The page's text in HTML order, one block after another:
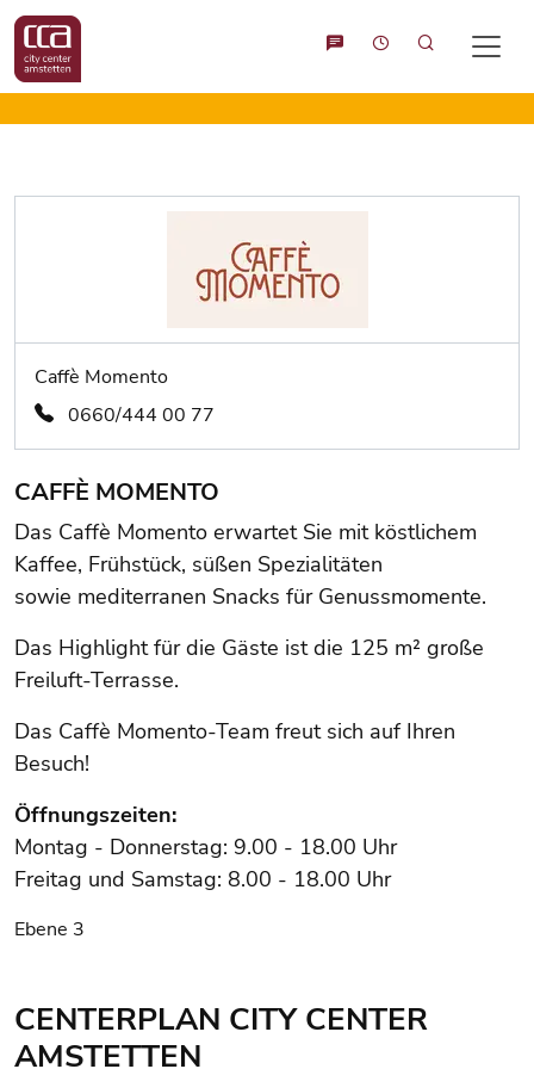
Suche
Caffè Momento
0660/444 00 77
CAFFÈ MOMENTO
Das Caffè Momento erwartet Sie mit köstlichem
Kaffee, Frühstück, süßen Spezialitäten
sowie mediterranen Snacks für Genussmomente.
Das Highlight für die Gäste ist die 125 m² große
Freiluft-Terrasse.
Das Caffè Momento-Team freut sich auf Ihren
Besuch!
Öffnungszeiten:
Montag - Donnerstag: 9.00 - 18.00 Uhr
Freitag und Samstag: 8.00 - 18.00 Uhr
Ebene 3
CENTERPLAN CITY CENTER
AMSTETTEN